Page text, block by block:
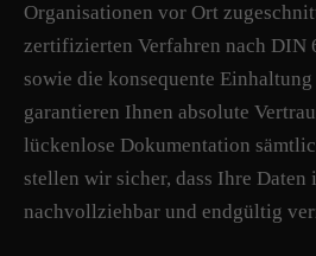
Organisationen vor Ort
zertifizierten Verfahren nach DIN
sowie die konsequente
garantieren Ihnen absolute
lückenlose Dokumentation
stellen wir sicher, dass Ihre
nachvollziehbar und endgültig